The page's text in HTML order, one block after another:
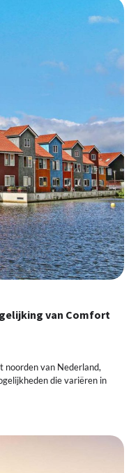
van Comfort
noorden van Nederland,
die variëren in